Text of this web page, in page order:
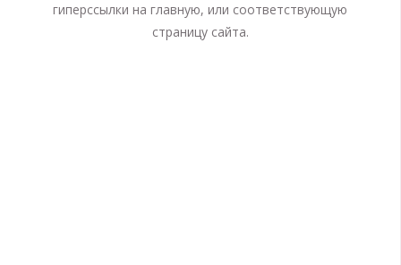
гиперссылки на главную, или соответствующую
страницу сайта.